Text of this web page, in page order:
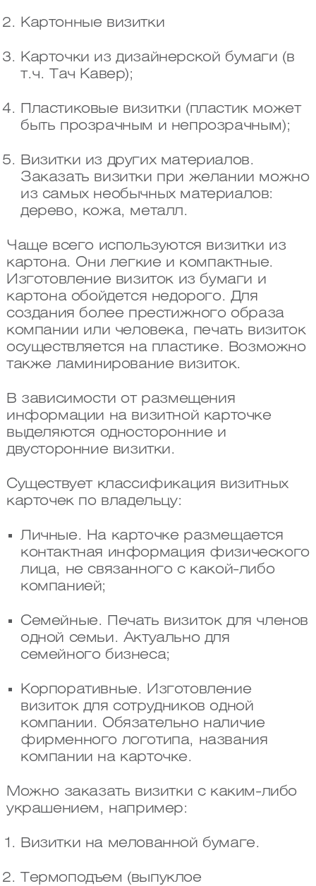
Картонные визитки
Карточки из дизайнерской бумаги (в
т.ч. Тач Кавер);
Пластиковые визитки (пластик может
быть прозрачным и непрозрачным);
Визитки из других материалов.
Заказать визитки при желании можно
из самых необычных материалов:
дерево, кожа, металл.
Чаще всего используются визитки из
картона. Они легкие и компактные.
Изготовление визиток из бумаги и
картона обойдется недорого. Для
создания более престижного образа
компании или человека, печать визиток
осуществляется на пластике. Возможно
также ламинирование визиток.
В зависимости от размещения
информации на визитной карточке
выделяются односторонние и
двусторонние визитки.
Существует классификация визитных
карточек по владельцу:
Личные. На карточке размещается
контактная информация физического
лица, не связанного с какой-либо
компанией;
Семейные. Печать визиток для членов
одной семьи. Актуально для
семейного бизнеса;
Корпоративные. Изготовление
визиток для сотрудников одной
компании. Обязательно наличие
фирменного логотипа, названия
компании на карточке.
Можно заказать визитки с каким-либо
украшением, например:
Визитки на мелованной бумаге.
Термоподъем (выпуклое